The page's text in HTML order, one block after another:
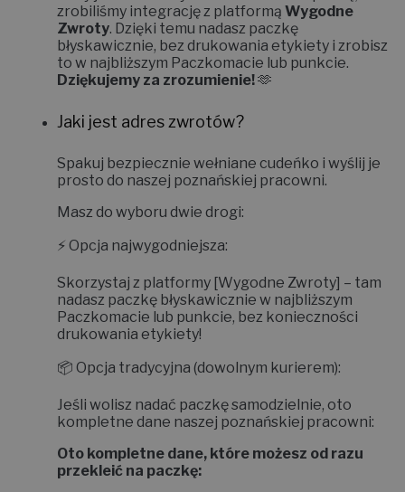
zrobiliśmy integrację z platformą Wygodne
Zwroty. Dzięki temu nadasz paczkę
błyskawicznie, bez drukowania etykiety i zrobisz
to w najbliższym Paczkomacie lub punkcie.
Dziękujemy za zrozumienie!🫶
Jaki jest adres zwrotów?
Spakuj bezpiecznie wełniane cudeńko i wyślij je
prosto do naszej poznańskiej pracowni.
Masz do wyboru dwie drogi:
⚡ Opcja najwygodniejsza:
Skorzystaj z platformy [Wygodne Zwroty] – tam
nadasz paczkę błyskawicznie w najbliższym
Paczkomacie lub punkcie, bez konieczności
drukowania etykiety!
📦 Opcja tradycyjna (dowolnym kurierem):
Jeśli wolisz nadać paczkę samodzielnie, oto
kompletne dane naszej poznańskiej pracowni:
Oto kompletne dane, które możesz od razu
przekleić na paczkę: